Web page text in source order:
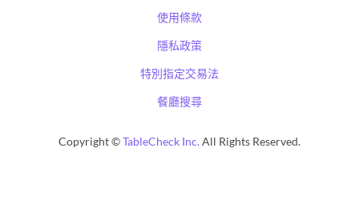
使用條款
隱私政策
特別指定交易法
餐廳搜尋
Copyright ©TableCheck Inc.All Rights Reserved.